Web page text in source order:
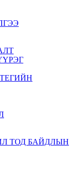
ТОД БАЙДЛЫН